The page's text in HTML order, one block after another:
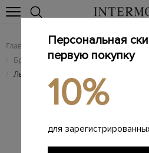
Главная Женщинам / Женская
/ Брендовые женские юбки
/ Льняная юбка City Tailored
Персональная
первую покупку
10%
для